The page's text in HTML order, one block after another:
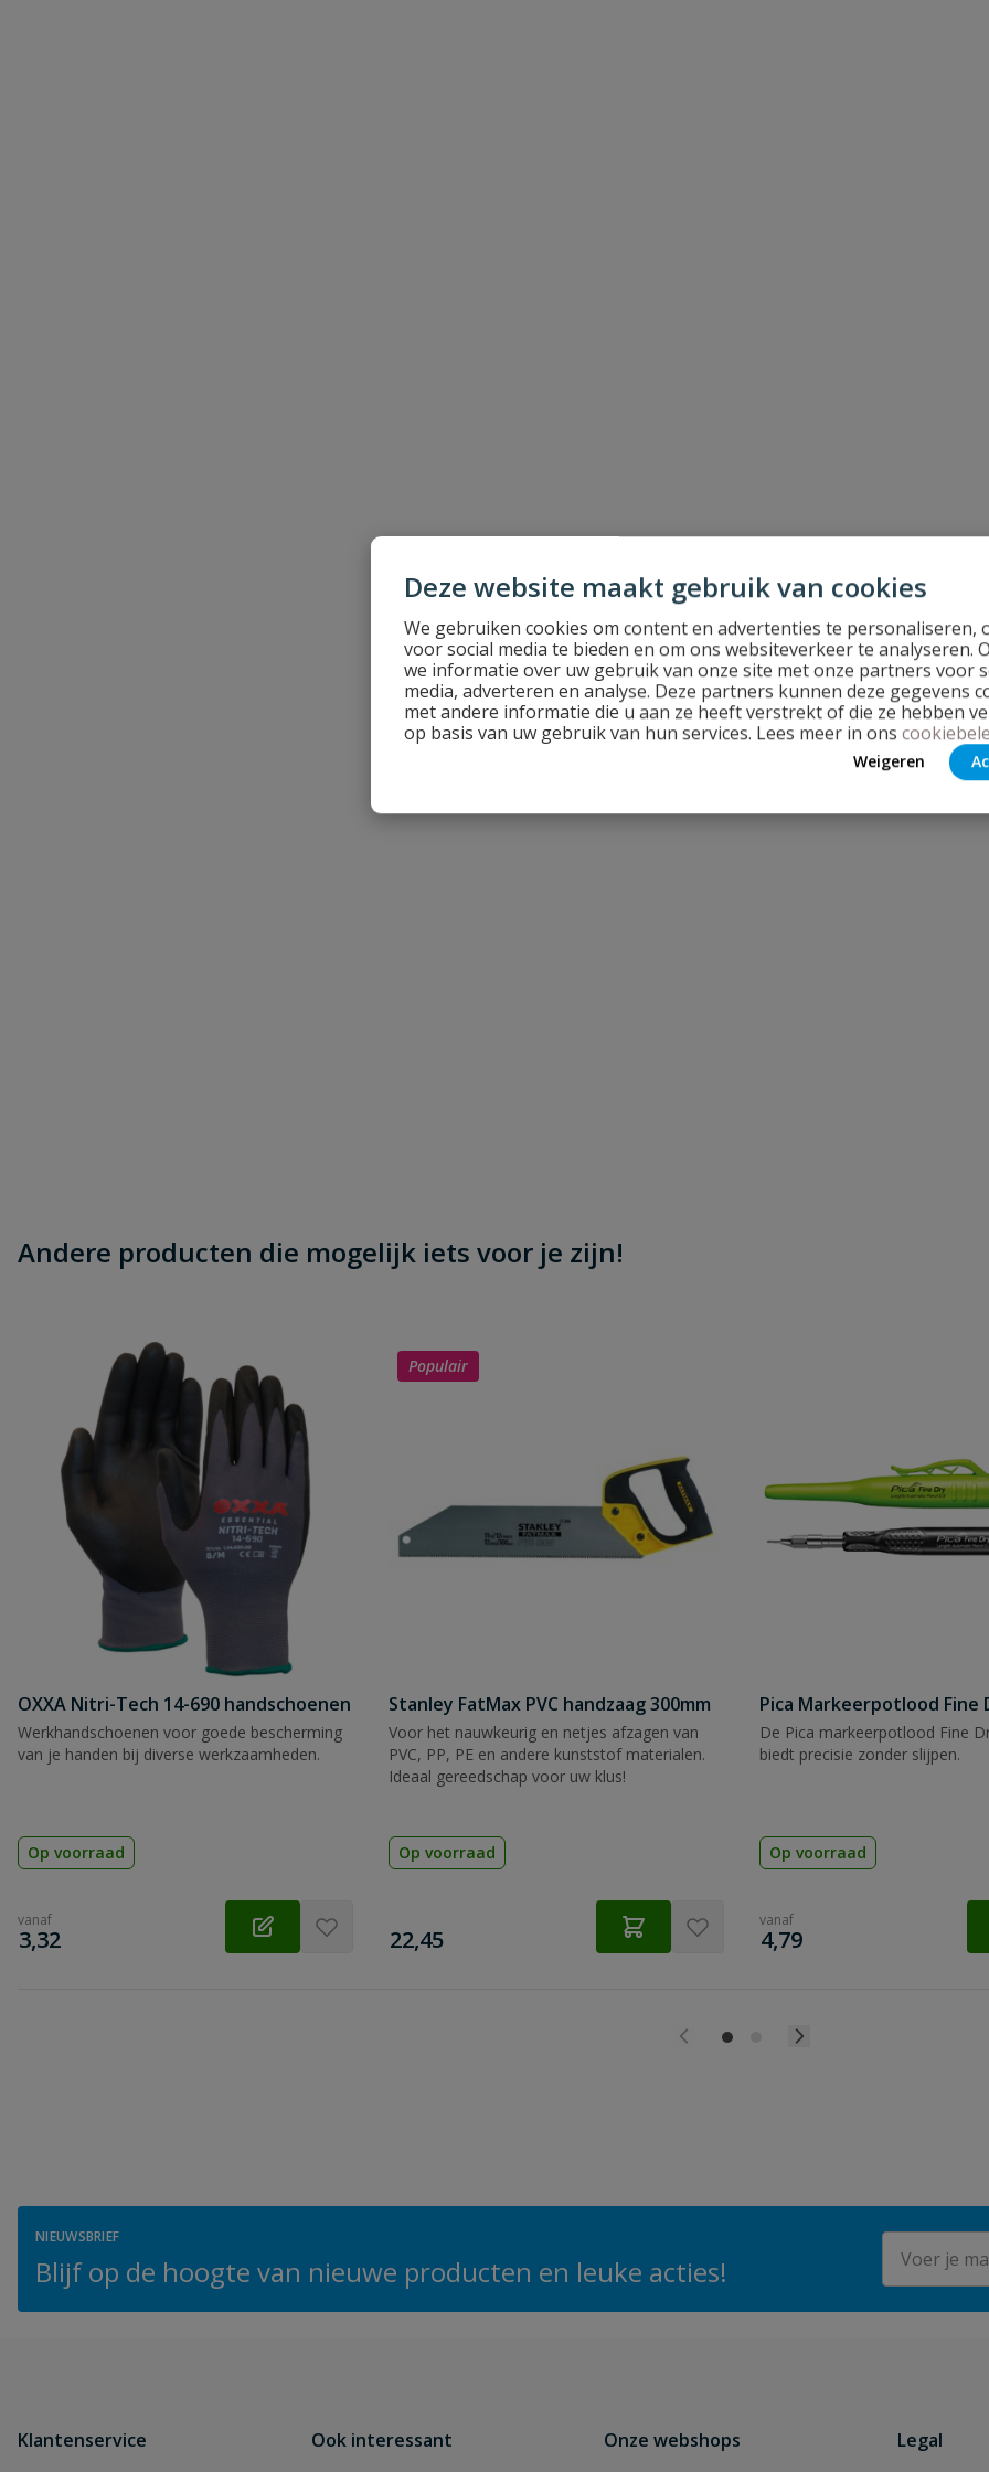
Deze website maakt gebruik van cookies
We gebruiken cookies om content en advertenties te personaliseren,
voor social media te bieden en om ons websiteverkeer te analyseren.
we informatie over uw gebruik van onze site met onze partners voor
media, adverteren en analyse. Deze partners kunnen deze gegevens
met andere informatie die u aan ze heeft verstrekt of die ze hebben
op basis van uw gebruik van hun services. Lees meer in ons
Weigeren
Andere producten die mogelijk iets voor je zijn!
OXXA Nitri-Tech 14-690 handschoenen
Werkhandschoenen voor goede bescherming
van je handen bij diverse werkzaamheden.
Op voorraad
vanaf
€
3,32
Populair
Stanley FatMax PVC handzaag 300mm
Voor het nauwkeurig en netjes afzagen van
PVC, PP, PE en andere kunststof materialen.
Ideaal gereedschap voor uw klus!
Op voorraad
€
22,45
Pica Markeerpotlood Fine
De Pica markeerpotlood Fine
biedt precisie zonder slijpen.
Op voorraad
vanaf
€
4,79
NIEUWSBRIEF
Blijf op de hoogte van nieuwe producten en leuke acties!
Klantenservice Ook interessant Onze webshops Legal